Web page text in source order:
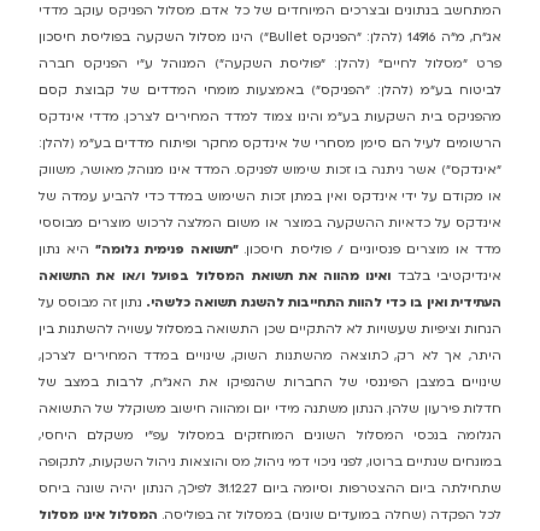
המתחשב בנתונים ובצרכים המיוחדים של כל אדם. מסלול הפניקס עוקב מדדי
אג"ח, מ"ה 14916 (להלן: "הפניקס Bullet") הינו מסלול השקעה בפוליסת חיסכון
פרט "מסלול לחיים" (להלן: "פוליסת השקעה") המנוהל ע"י הפניקס חברה
לביטוח בע"מ (להלן: "הפניקס") באמצעות מומחי המדדים של קבוצת קסם
מהפניקס בית השקעות בע"מ והינו צמוד למדד המחירים לצרכן. מדדי אינדקס
הרשומים לעיל הם סימן מסחרי של אינדקס מחקר ופיתוח מדדים בע"מ (להלן:
"אינדקס") אשר ניתנה בו זכות שימוש לפניקס. המדד אינו מנוהל, מאושר, משווק
או מקודם על ידי אינדקס ואין במתן זכות השימוש במדד כדי להביע עמדה של
אינדקס על כדאיות ההשקעה במוצר או משום המלצה לרכוש מוצרים מבוססי
מדד או מוצרים פנסיוניים / פוליסת חיסכון. "תשואה פנימית גלומה"היא נתון
אינדיקטיבי בלבד ואינו מהווה את תשואת המסלול בפועל ו/או את התשואה
העתידית ואין בו כדי להוות התחייבות להשגת תשואה כלשהי. נתון זה מבוסס על
הנחות וציפיות שעשויות לא להתקיים שכן התשואה במסלול עשויה להשתנות בין
היתר, אך לא רק, כתוצאה מהשתנות השוק, שינויים במדד המחירים לצרכן,
שינויים במצבן הפיננסי של החברות שהנפיקו את האג"ח, לרבות במצב של
חדלות פירעון שלהן. הנתון משתנה מידי יום ומהווה חישוב משוקלל של התשואה
הגלומה בנכסי המסלול השונים המוחזקים במסלול עפ"י משקלם היחסי,
במונחים שנתיים ברוטו, לפני ניכוי דמי ניהול, מס והוצאות ניהול השקעות, לתקופה
שתחילתה ביום ההצטרפות וסיומה ביום 31.12.27 לפיכך, הנתון יהיה שונה ביחס
לכל הפקדה (שחלה במועדים שונים) במסלול זה בפוליסה. המסלול אינו מסלול